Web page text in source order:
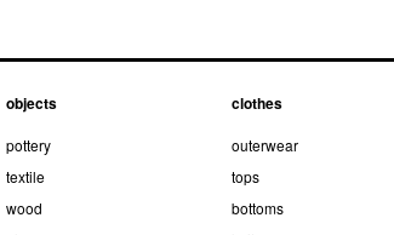
objects
pottery
textile
wood
clothes
outerwear
tops
bottoms